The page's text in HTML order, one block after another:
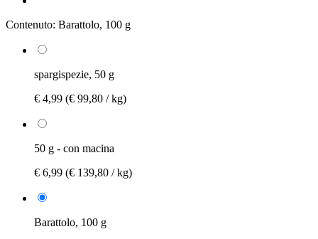
Contenuto: Barattolo, 100 g
spargispezie, 50 g
€ 4,99 (€ 99,80 / kg)
50 g - con macina
€ 6,99 (€ 139,80 / kg)
Barattolo, 100 g